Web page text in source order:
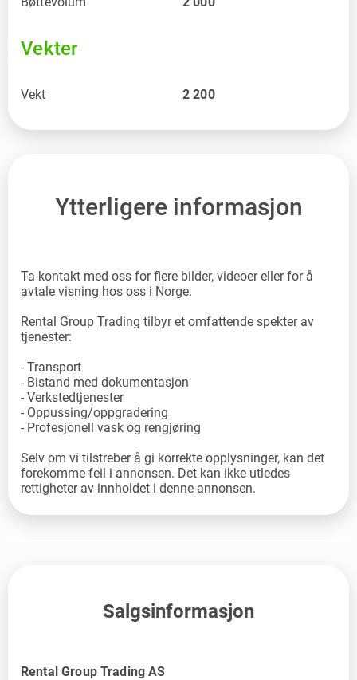
Vekter
Vekt 2 200
Ytterligere informasjon
Ta kontakt med oss for flere bilder, videoer eller for å
avtale visning hos oss i Norge.
Rental Group Trading tilbyr et omfattende spekter av
tjenester:
- Transport
- Bistand med dokumentasjon
- Verkstedtjenester
- Oppussing/oppgradering
- Profesjonell vask og rengjøring
Selv om vi tilstreber å gi korrekte opplysninger, kan det
forekomme feil i annonsen. Det kan ikke utledes
rettigheter av innholdet i denne annonsen.
Salgsinformasjon
Rental Group Trading AS